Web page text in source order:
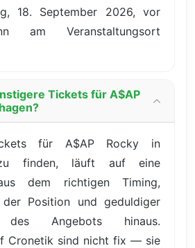
18. September 2026, vor
am Veranstaltungsort
Tickets für A$AP
für A$AP Rocky in
zu finden, läuft auf eine
dem richtigen Timing,
Position und geduldiger
des Angebots hinaus.
Cronetik sind nicht fix — sie